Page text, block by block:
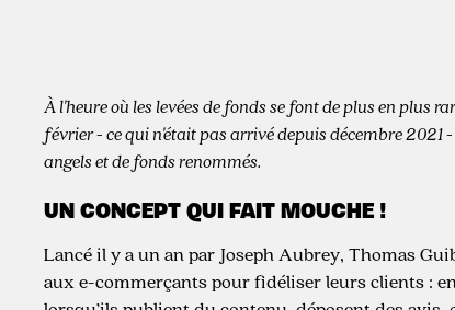
À l'heure où les levées de fonds se font de plus en plus
février - ce qui n'était pas arrivé depuis décembre 2021
angels et de fonds renommés.
UN CONCEPT QUI FAIT MOUCHE !
Lancé il y a un an par Joseph Aubrey, Thomas
aux e-commerçants pour fidéliser leurs clients :